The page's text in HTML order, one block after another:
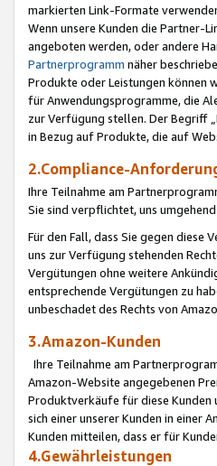
markierten Link-Formate verwenden
Wenn unsere Kunden die Partner-
angeboten werden, oder andere
Partnerprogramm näher
Produkte oder Leistungen können
für Anwendungsprogramme, die
zur Verfügung stellen. Der Begriff
in Bezug auf Produkte, die auf
2.Compliance-
Ihre Teilnahme am
Sie sind verpflichtet, uns
Für den Fall, dass Sie gegen diese
uns zur Verfügung stehenden
Vergütungen ohne weitere
entsprechende Vergütungen zu
unbeschadet des Rechts von
3.Amazon-Kunden
Ihre Teilnahme am
Amazon-Website angegebenen
Produktverkäufe für diese Kunden
sich einer unserer Kunden in einer
Kunden mitteilen, dass er für
4.Gewährleistungen